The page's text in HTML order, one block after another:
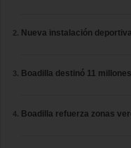
Nueva instalación
Boadilla destinó 11
Boadilla refuerza zonas